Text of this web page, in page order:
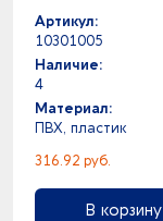
Артикул:
10301005
Наличие:
4
Материал:
ПВХ, пластик
316.92 руб.
В корзину